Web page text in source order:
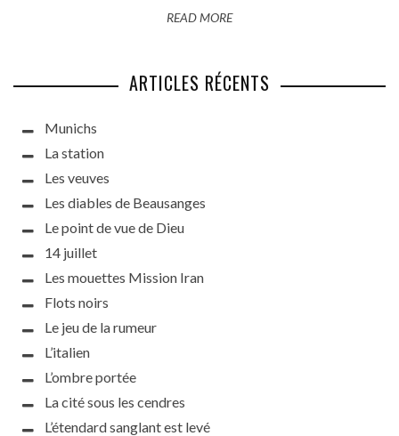
READ MORE
ARTICLES RÉCENTS
Munichs
La station
Les veuves
Les diables de Beausanges
Le point de vue de Dieu
14 juillet
Les mouettes Mission Iran
Flots noirs
Le jeu de la rumeur
L’italien
L’ombre portée
La cité sous les cendres
L’étendard sanglant est levé